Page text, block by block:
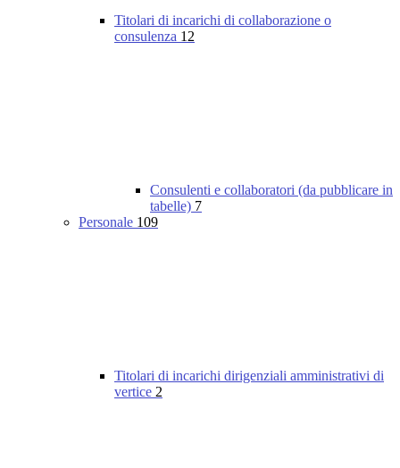
Titolari di incarichi di collaborazione o
consulenza 12
Consulenti e collaboratori (da pubblicare in
tabelle) 7
Personale 109
Titolari di incarichi dirigenziali amministrativi di
vertice 2